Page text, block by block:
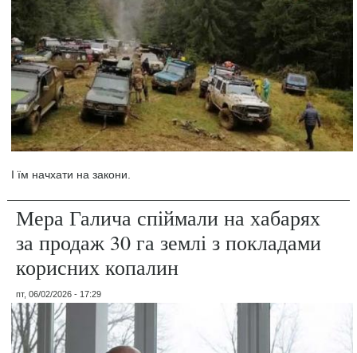
І їм начхати на закони.
Мера Галича спіймали на хабарях
за продаж 30 га землі з покладами
корисних копалин
пт, 06/02/2026 - 17:29